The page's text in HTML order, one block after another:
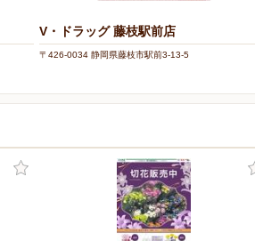
V・ドラッグ 藤枝駅前店
〒426-0034 静岡県藤枝市駅前3-13-5